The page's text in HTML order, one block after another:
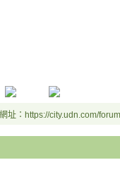
址：https://city.udn.com/